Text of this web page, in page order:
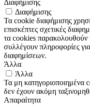
Διαφήμισης
Διαφήμισης
Τα cookie διαφήμισης
επισκέπτες σχετικές
τα cookies παρακολουθούν
συλλέγουν πληροφορίες
διαφημίσεων.
Άλλα
Άλλα
Τα μη κατηγοριοποιημένα
δεν έχουν ακόμη
Απαραίτητα